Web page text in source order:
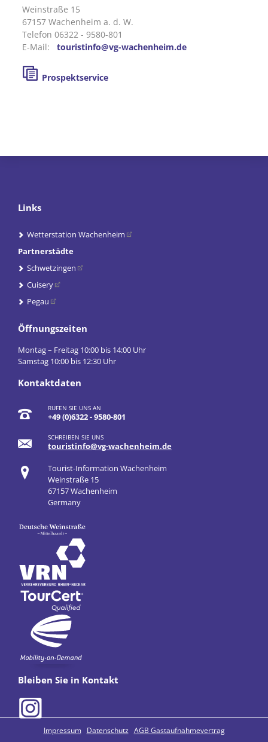
Weinstraße 15
67157 Wachenheim a. d. W.
Telefon 06322 - 9580-801
E-Mail:
touristinfo@vg-wachenheim.de
Prospektservice
Links
Wetterstation Wachenheim
Partnerstädte
Schwetzingen
Cuisery
Pegau
Öffnungszeiten
Montag – Freitag 10:00 bis 14:00 Uhr
Samstag 10:00 bis 12:30 Uhr
Kontaktdaten
RUFEN SIE UNS AN
+49 (0)6322 - 9580-801
SCHREIBEN SIE UNS
touristinfo@vg-wachenheim.de
Tourist-Information Wachenheim
Weinstraße 15
67157 Wachenheim
Germany
Bleiben Sie in Kontakt
Impressum Datenschutz AGB Gastaufnahmevertrag